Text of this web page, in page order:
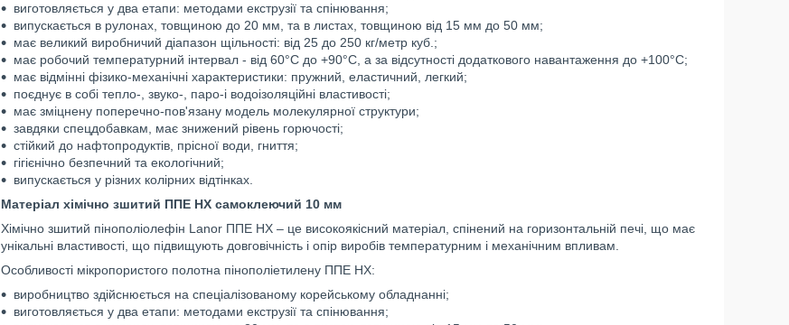
виготовляється у два етапи: методами екструзії та спінювання;
випускається в рулонах, товщиною до 20 мм, та в листах, товщиною від 15 мм до 50 мм;
має великий виробничий діапазон щільності: від 25 до 250 кг/метр куб.;
має робочий температурний інтервал - від 60°С до +90°С, а за відсутності додаткового навантаження до +100°С;
має відмінні фізико-механічні характеристики: пружний, еластичний, легкий;
поєднує в собі тепло-, звуко-, паро-і водоізоляційні властивості;
має зміцнену поперечно-пов'язану модель молекулярної структури;
завдяки спецдобавкам, має знижений рівень горючості;
стійкий до нафтопродуктів, прісної води, гниття;
гігієнічно безпечний та екологічний;
випускається у різних колірних відтінках.
Матеріал хімічно зшитий ППЕ НХ самоклеючий 10 мм
Хімічно зшитий пінополіолефін Lanor ППE НХ – це високоякісний матеріал, спінений на горизонтальній печі, що має
унікальні властивості, що підвищують довговічність і опір виробів температурним і механічним впливам.
Особливості мікропористого полотна пінополіетилену ППE НХ:
виробництво здійснюється на спеціалізованому корейському обладнанні;
виготовляється у два етапи: методами екструзії та спінювання;